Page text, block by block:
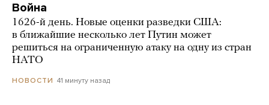
Война
1626-й день. Новые оценки разведки США:
в ближайшие несколько лет Путин может
решиться на ограниченную атаку на одну из стран
НАТО
НОВОСТИ 41 минуту назад